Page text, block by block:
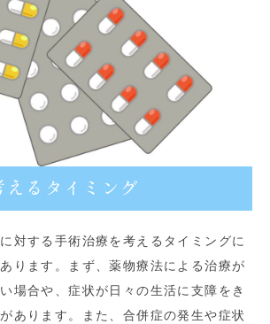
えるタイミング
対する手術治療を考えるタイミングに
ります。まず、薬物療法による治療が
場合や、症状が日々の生活に支障をき
あります。また、合併症の発生や症状